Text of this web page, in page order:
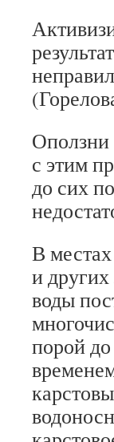
Оползни
с этим
до сих
В местах
и
воды
порой